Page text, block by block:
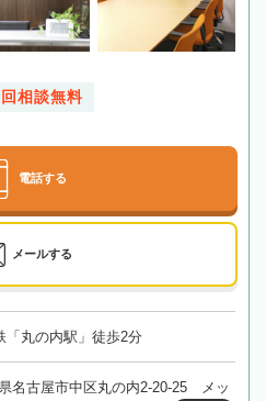
相談無料
電話する
メールする
「丸の内駅」徒歩2分
名古屋市中区丸の内2-20-25 メッ